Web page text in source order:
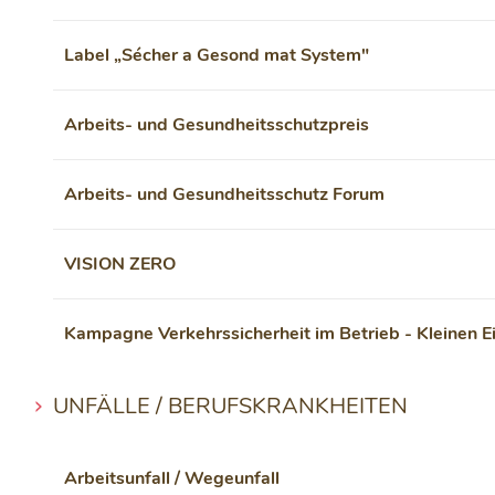
Label „Sécher a Gesond mat System"
Arbeits- und Gesundheitsschutzpreis
Arbeits- und Gesundheitsschutz Forum
VISION ZERO
Kampagne Verkehrssicherheit im Betrieb - Kleinen
UNFÄLLE / BERUFSKRANKHEITEN
Arbeitsunfall / Wegeunfall